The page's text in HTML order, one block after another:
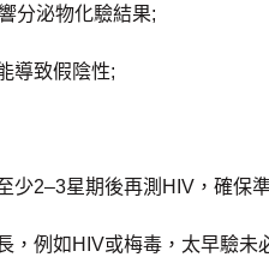
分泌物化驗結果;
導致假陰性;
2–3星期後再測HIV，確保準
例如HIV或梅毒，太早驗未